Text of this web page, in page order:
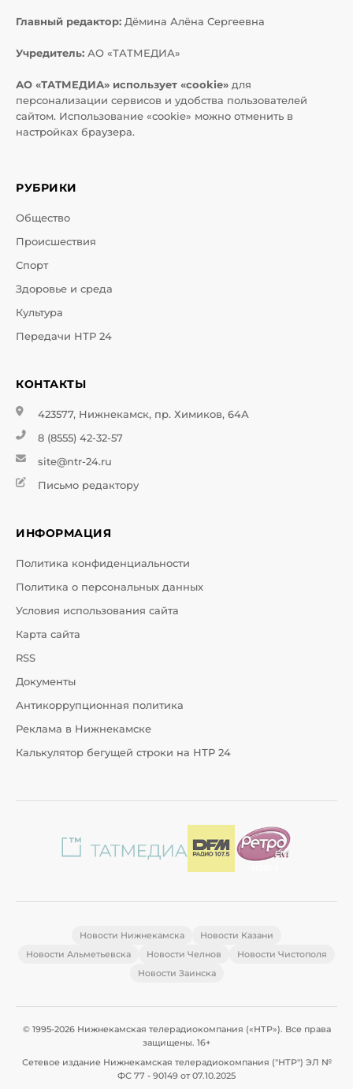
Главный редактор: Дёмина Алёна Сергеевна
Учредитель: АО «ТАТМЕДИА»
АО «ТАТМЕДИА» использует «cookie» для
персонализации сервисов и удобства пользователей
сайтом. Использование «cookie» можно отменить в
настройках браузера.
РУБРИКИ
Общество
Происшествия
Спорт
Здоровье и среда
Культура
Передачи НТР 24
КОНТАКТЫ
423577, Нижнекамск, пр. Химиков, 64А
8 (8555) 42-32-57
site@ntr-24.ru
Письмо редактору
ИНФОРМАЦИЯ
Политика конфиденциальности
Политика о персональных данных
Условия использования сайта
Карта сайта
RSS
Документы
Антикоррупционная политика
Реклама в Нижнекамске
Калькулятор бегущей строки на НТР 24
Новости Нижнекамска
Новости Казани
Новости Альметьевска
Новости Челнов
Новости Чистополя
Новости Заинска
© 1995-2026 Нижнекамская телерадиокомпания («НТР»). Все права
защищены. 16+
Сетевое издание Нижнекамская телерадиокомпания ("НТР") ЭЛ №
ФС 77 - 90149 от 07.10.2025